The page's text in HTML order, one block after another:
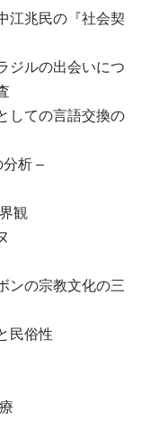
兆民の『社会契
ルの出会いにつ
ての言語交換の
分析 –
観
の宗教文化の三
民俗性